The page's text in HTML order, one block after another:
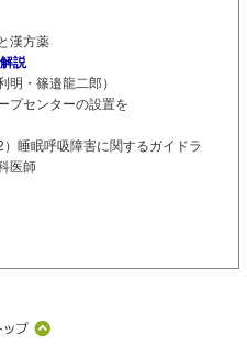
漢方薬
説
・篠邉龍二郎）
センターの設置を
眠呼吸障害に関するガイドラ
医師